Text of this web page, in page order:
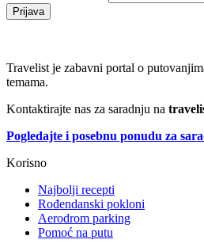
Prijava
Travelist je zabavni portal o
temama.
Kontaktirajte nas za saradnju na
Pogledajte i posebnu ponudu za
Korisno
Najbolji recepti
Rođendanski pokloni
Aerodrom parking
Pomoć na putu